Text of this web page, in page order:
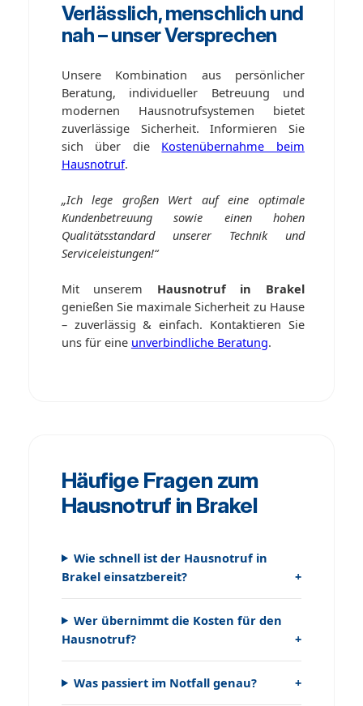
Verlässlich, menschlich und
nah – unser Versprechen
Unsere Kombination aus persönlicher
Beratung, individueller Betreuung und
modernen Hausnotrufsystemen bietet
zuverlässige Sicherheit. Informieren Sie
sich über die Kostenübernahme beim
Hausnotruf.
„Ich lege großen Wert auf eine optimale
Kundenbetreuung sowie einen hohen
Qualitätsstandard unserer Technik und
Serviceleistungen!“
Mit unserem Hausnotruf in Brakel
genießen Sie maximale Sicherheit zu Hause
– zuverlässig & einfach. Kontaktieren Sie
uns für eine unverbindliche Beratung.
Häufige Fragen zum
Hausnotruf in Brakel
Wie schnell ist der Hausnotruf in
Brakel einsatzbereit?
Wer übernimmt die Kosten für den
Hausnotruf?
Was passiert im Notfall genau?